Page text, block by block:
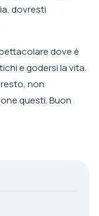
dovresti
dove è
e godersi la vita.
non
questi. Buon